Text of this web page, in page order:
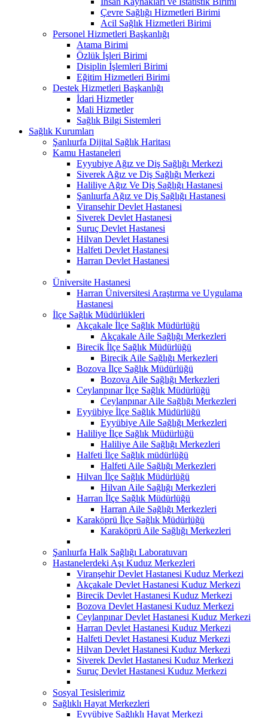
Çevre Sağlığı Hizmetleri Birimi
Acil Sağlık Hizmetleri Birimi
Personel Hizmetleri Başkanlığı
Atama Birimi
Özlük İşleri Birimi
Disiplin İşlemleri Birimi
Eğitim Hizmetleri Birimi
Destek Hizmetleri Başkanlığı
İdari Hizmetler
Mali Hizmetler
Sağlık Bilgi Sistemleri
Sağlık Kurumları
Şanlıurfa Dijital Sağlık Haritası
Kamu Hastaneleri
Eyyubiye Ağız ve Diş Sağlığı Merkezi
Siverek Ağız ve Diş Sağlığı Merkezi
Haliliye Ağız Ve Diş Sağlığı Hastanesi
Şanlıurfa Ağız ve Diş Sağlığı Hastanesi
Viransehir Devlet Hastanesi
Siverek Devlet Hastanesi
Suruç Devlet Hastanesi
Hilvan Devlet Hastanesi
Halfeti Devlet Hastanesi
Harran Devlet Hastanesi
Üniversite Hastanesi
Harran Üniversitesi Araştırma ve Uygulama
Hastanesi
İlçe Sağlık Müdürlükleri
Akçakale İlçe Sağlık Müdürlüğü
Akçakale Aile Sağlığı Merkezleri
Birecik İlçe Sağlık Müdürlüğü
Birecik Aile Sağlığı Merkezleri
Bozova İlçe Sağlık Müdürlüğü
Bozova Aile Sağlığı Merkezleri
Ceylanpınar İlçe Sağlık Müdürlüğü
Ceylanpınar Aile Sağlığı Merkezleri
Eyyübiye İlçe Sağlık Müdürlüğü
Eyyübiye Aile Sağlığı Merkezleri
Haliliye İlçe Sağlık Müdürlüğü
Haliliye Aile Sağlığı Merkezleri
Halfeti İlçe Sağlık müdürlüğü
Halfeti Aile Sağlığı Merkezleri
Hilvan İlçe Sağlık Müdürlüğü
Hilvan Aile Sağlığı Merkezleri
Harran İlçe Sağlık Müdürlüğü
Harran Aile Sağlığı Merkezleri
Karaköprü İlçe Sağlık Müdürlüğü
Karaköprü Aile Sağlığı Merkezleri
Şanlıurfa Halk Sağlığı Laboratuvarı
Hastanelerdeki Aşı Kuduz Merkezleri
Viranşehir Devlet Hastanesi Kuduz Merkezi
Akçakale Devlet Hastanesi Kuduz Merkezi
Birecik Devlet Hastanesi Kuduz Merkezi
Bozova Devlet Hastanesi Kuduz Merkezi
Ceylanpınar Devlet Hastanesi Kuduz Merkezi
Harran Devlet Hastanesi Kuduz Merkezi
Halfeti Devlet Hastanesi Kuduz Merkezi
Hilvan Devlet Hastanesi Kuduz Merkezi
Siverek Devlet Hastanesi Kuduz Merkezi
Suruç Devlet Hastanesi Kuduz Merkezi
Sosyal Tesislerimiz
Sağlıklı Hayat Merkezleri
Eyyübiye Sağlıklı Hayat Merkezi